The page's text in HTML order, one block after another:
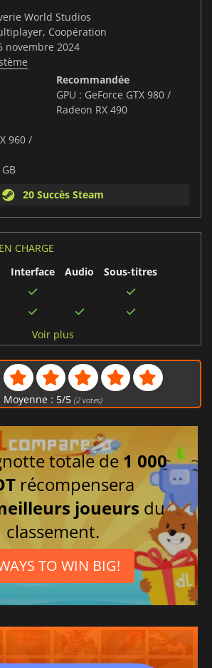
World Studios
Coopération
novembre 2024
960 /
Recommandée
GPU : GeForce GTX 980 /
Radeon RX 490
20 Succès Steam
CHARGE
Interface
Audio
Sous-titres
Voir plus
Moyenne : 5/5 (2votes)
totale de 1 000
récompensera
joueurs du
classement.
TO WIN BIG!